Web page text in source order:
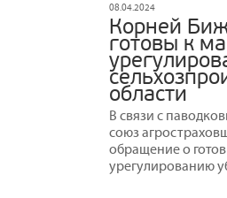
08.04.2024
Корней
готовы к
области
В связи с
союз
обращение о
урегулированию